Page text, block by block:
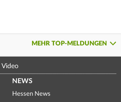
MEHR TOP-MELDUNGEN
Video
NEWS
Hessen News